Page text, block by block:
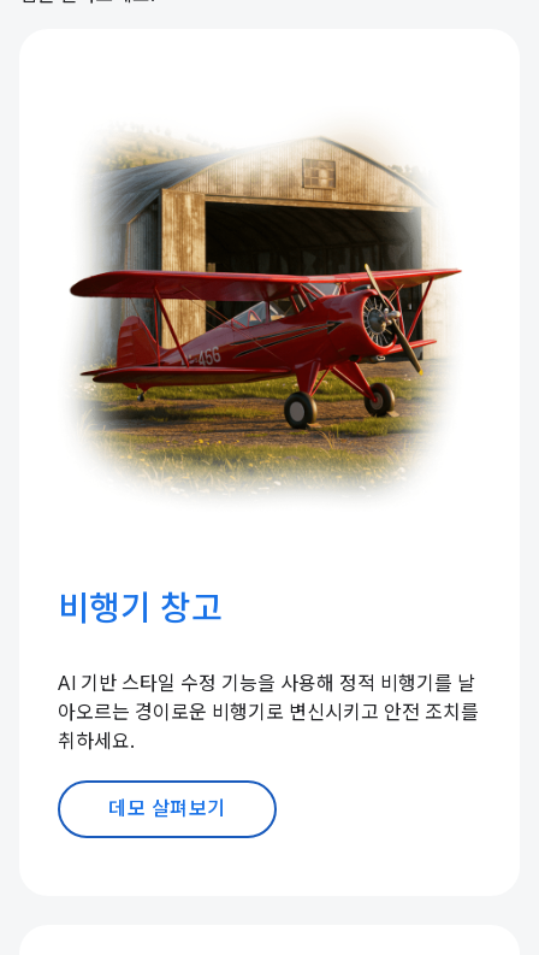
비행기 창고
AI 기반 스타일 수정 기능을 사용해 정적 비행기를 날
아오르는 경이로운 비행기로 변신시키고 안전 조치를
취하세요.
데모 살펴보기